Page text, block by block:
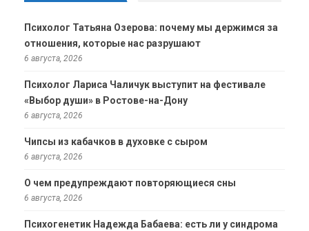
Психолог Татьяна Озерова: почему мы держимся за
отношения, которые нас разрушают
6 августа, 2026
Психолог Лариса Чаличук выступит на фестивале
«Выбор души» в Ростове-на-Дону
6 августа, 2026
Чипсы из кабачков в духовке с сыром
6 августа, 2026
О чем предупреждают повторяющиеся сны
6 августа, 2026
Психогенетик Надежда Бабаева: есть ли у синдрома